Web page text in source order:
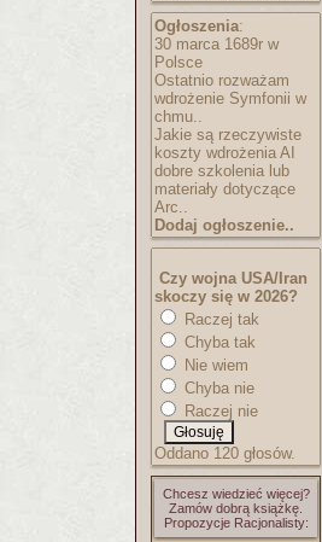
Ogłoszenia:
30 marca 1689r w
Polsce
Ostatnio rozważam
wdrożenie Symfonii w
chmu..
Jakie są rzeczywiste
koszty wdrożenia AI
dobre szkolenia lub
materiały dotyczące
Arc..
Dodaj ogłoszenie..
Czy wojna USA/Iran
skoczy się w 2026?
Raczej tak
Chyba tak
Nie wiem
Chyba nie
Raczej nie
Oddano 120 głosów.
Chcesz wiedzieć więcej?
Zamów dobrą książkę.
Propozycje Racjonalisty: